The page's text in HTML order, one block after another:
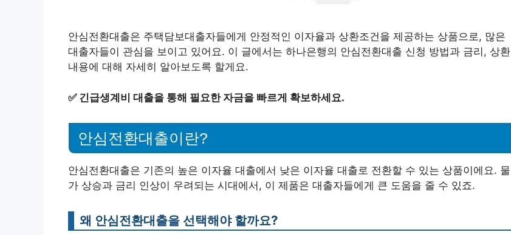
안심전환대출은 주택담보대출자들에게 안정적인 이자율과 상환조건을 제공하는 상품으로, 많은
대출자들이 관심을 보이고 있어요. 이 글에서는 하나은행의 안심전환대출 신청 방법과 금리, 상환
내용에 대해 자세히 알아보도록 할게요.
✅ 긴급생계비 대출을 통해 필요한 자금을 빠르게 확보하세요.
안심전환대출이란?
안심전환대출은 기존의 높은 이자율 대출에서 낮은 이자율 대출로 전환할 수 있는 상품이에요. 물
가 상승과 금리 인상이 우려되는 시대에서, 이 제품은 대출자들에게 큰 도움을 줄 수 있죠.
왜 안심전환대출을 선택해야 할까요?